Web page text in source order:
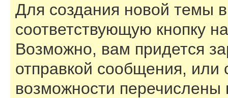
Для создания новой темы
соответствующую кнопку
Возможно, вам придется
отправкой сообщения,
возможности